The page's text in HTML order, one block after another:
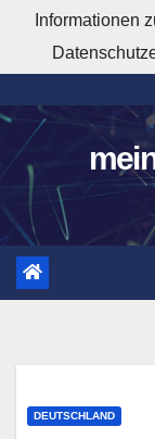
springen
DEUTSCHLAND
Informationen